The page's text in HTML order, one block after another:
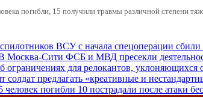
погибли, 15 получили травмы различной степени
ВСУ с начала спецоперации
Москва-Сити ФСБ и МВД пресекли
ограничениях для релокантов, уклоняющихся
солдат предлагать «креативные и
человек погибли 10 пострадали после атаки